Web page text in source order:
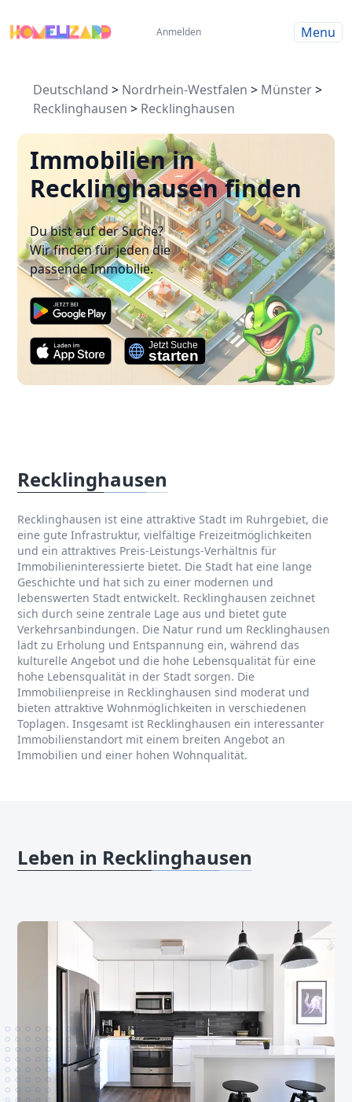
Anmelden Menu
Deutschland > Nordrhein-Westfalen > Münster>
Recklinghausen > Recklinghausen
Immobilien in
Recklinghausen finden
Du bist auf der Suche?
Wir finden für jeden die
passende Immobilie.
Recklinghausen
Recklinghausen ist eine attraktive Stadt im Ruhrgebiet, die
eine gute Infrastruktur, vielfältige Freizeitmöglichkeiten
und ein attraktives Preis-Leistungs-Verhältnis für
Immobilieninteressierte bietet. Die Stadt hat eine lange
Geschichte und hat sich zu einer modernen und
lebenswerten Stadt entwickelt. Recklinghausen zeichnet
sich durch seine zentrale Lage aus und bietet gute
Verkehrsanbindungen. Die Natur rund um Recklinghausen
lädt zu Erholung und Entspannung ein, während das
kulturelle Angebot und die hohe Lebensqualität für eine
hohe Lebensqualität in der Stadt sorgen. Die
Immobilienpreise in Recklinghausen sind moderat und
bieten attraktive Wohnmöglichkeiten in verschiedenen
Toplagen. Insgesamt ist Recklinghausen ein interessanter
Immobilienstandort mit einem breiten Angebot an
Immobilien und einer hohen Wohnqualität.
Leben in Recklinghausen